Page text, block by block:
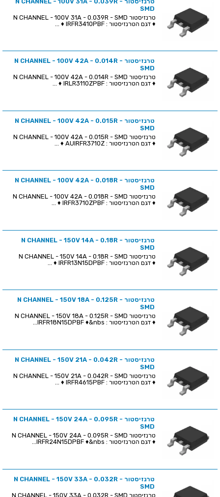
SMD
♦ דגם הטרנזיסטור : IRFR3410PBF ♦ ...
טרנזיסטור N CHANNEL - 100V 42A - 0.014R -
SMD
♦ דגם הטרנזיסטור : IRLR3110ZPBF ♦ ...
טרנזיסטור N CHANNEL - 100V 42A - 0.015R -
SMD
♦ דגם הטרנזיסטור : AUIRFR3710Z ♦ ...
טרנזיסטור N CHANNEL - 100V 42A - 0.018R -
SMD
♦ דגם הטרנזיסטור : IRFR3710ZPBF ♦ ...
טרנזיסטור N CHANNEL - 150V 14A - 0.18R -
SMD
♦ דגם הטרנזיסטור : IRFR13N15DPBF ♦ ...
טרנזיסטור N CHANNEL - 150V 18A - 0.125R -
SMD
♦ דגם הטרנזיסטור : IRFR18N15DPBF ♦&nbs...
טרנזיסטור N CHANNEL - 150V 21A - 0.042R -
SMD
♦ דגם הטרנזיסטור : IRFR4615PBF ♦ ...
טרנזיסטור N CHANNEL - 150V 24A - 0.095R -
SMD
♦ דגם הטרנזיסטור : IRFR24N15DPBF ♦&nbs...
טרנזיסטור N CHANNEL - 150V 33A - 0.032R -
SMD